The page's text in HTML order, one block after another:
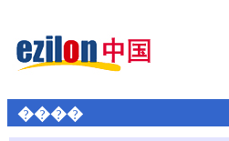
����